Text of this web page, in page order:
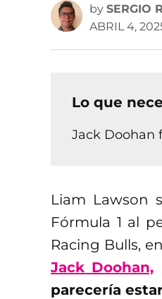
by SERGIO
ABRIL 4,
Lo que
Jack Doohan
Liam Lawson
Fórmula 1 al
Racing Bulls,
Jack Doohan,
parecería